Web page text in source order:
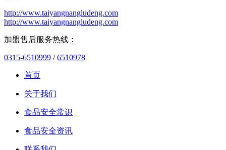
http://www.taiyangnangludeng.com
http://www.taiyangnangludeng.com
加盟售后服务热线：
0315-6510999 /6510978
首页
关于我们
食品安全常识
食品安全资讯